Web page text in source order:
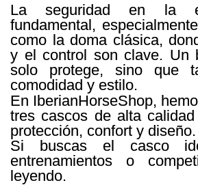
La seguridad en la
fundamental,
como la doma clásica,
y el control son clave. Un
solo protege, sino que
comodidad y estilo.
En IberianHorseShop,
tres cascos de alta
protección, confort y diseño.
Si buscas el casco
entrenamientos o
leyendo.